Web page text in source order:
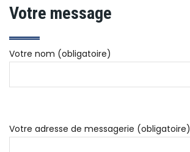
Votre message
Votre nom (obligatoire)
Votre adresse de messagerie (obligatoire)